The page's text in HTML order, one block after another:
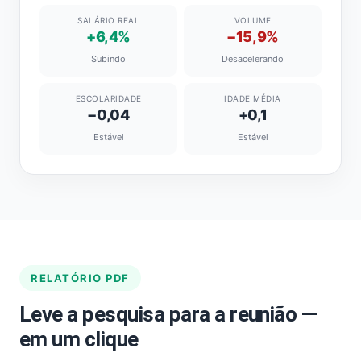
SALÁRIO REAL
+6,4%
Subindo
VOLUME
−15,9%
Desacelerando
ESCOLARIDADE
−0,04
Estável
IDADE MÉDIA
+0,1
Estável
RELATÓRIO PDF
Leve a pesquisa para a reunião —
em um clique